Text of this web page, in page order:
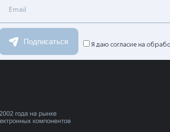
Email
Подписаться Я даю согласие на